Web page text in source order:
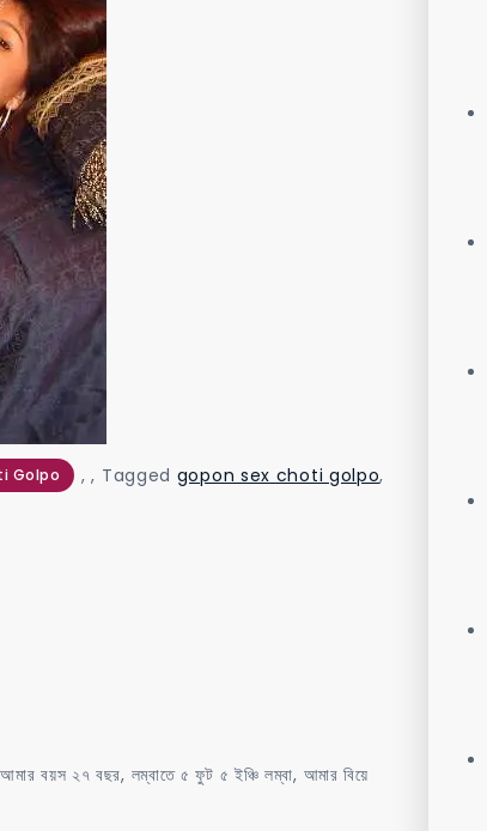
,,
Golpo Tagged gopon sex choti golpo,
বয়স ২৭ বছর, লম্বাতে ৫ ফুট ৫ ইঞ্চি লম্বা, আমার বিয়ে